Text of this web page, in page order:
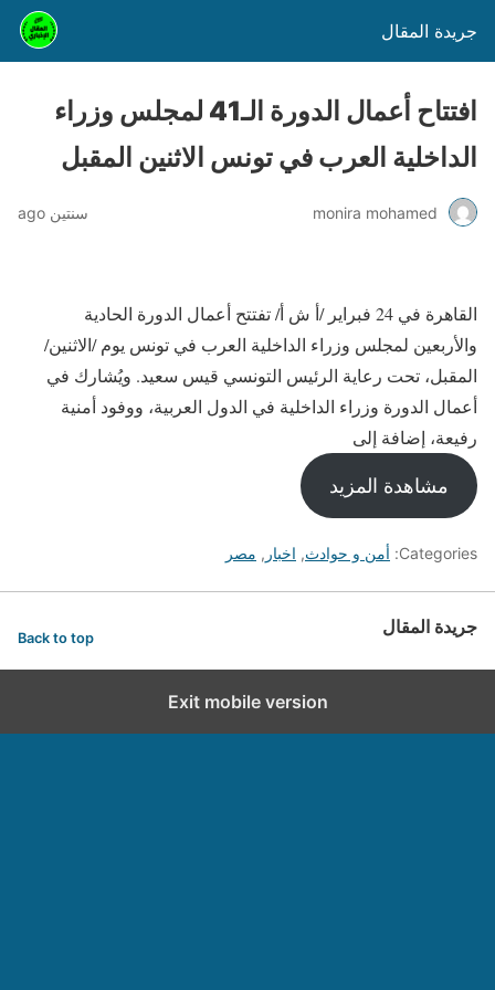
جريدة المقال
افتتاح أعمال الدورة الـ41 لمجلس وزراء
الداخلية العرب في تونس الاثنين المقبل
monira mohamed سنتين ago
القاهرة في 24 فبراير /أ ش أ/ تفتتح أعمال الدورة الحادية
والأربعين لمجلس وزراء الداخلية العرب في تونس يوم /الاثنين/
المقبل، تحت رعاية الرئيس التونسي قيس سعيد. ويُشارك في
أعمال الدورة وزراء الداخلية في الدول العربية، ووفود أمنية
رفيعة، إضافة إلى
مشاهدة المزيد
Categories: أمن و حوادث, اخبار , مصر
جريدة المقال Back to top
Exit mobile version